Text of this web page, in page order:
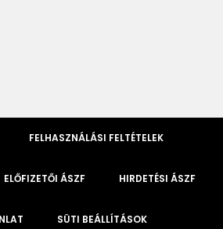
FELHASZNÁLÁSI FELTÉTELEK
ELŐFIZETŐI ÁSZF HIRDETÉSI ÁSZF
SÜTI BEÁLLÍTÁSOK